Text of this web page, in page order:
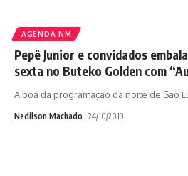
AGENDA NM
Pepê Junior e convidados
sexta no Buteko Golden com
A boa da programação da noite de São
Nedilson Machado 24/10/2019